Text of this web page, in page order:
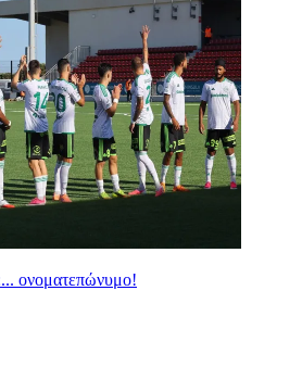
ονοματεπώνυμο!